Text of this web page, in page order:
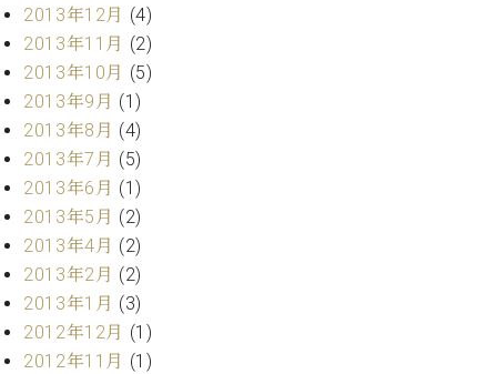
ア
ー
テ
ィ
ス
ト
カ
ス
タ
マ
サ
ー
2013年12月 (4)
2013年11月 (2)
2013年10月 (5)
2013年9月 (1)
2013年8月 (4)
2013年7月 (5)
2013年6月 (1)
2013年5月 (2)
2013年4月 (2)
2013年2月 (2)
2013年1月 (3)
2012年12月 (1)
2012年11月 (1)